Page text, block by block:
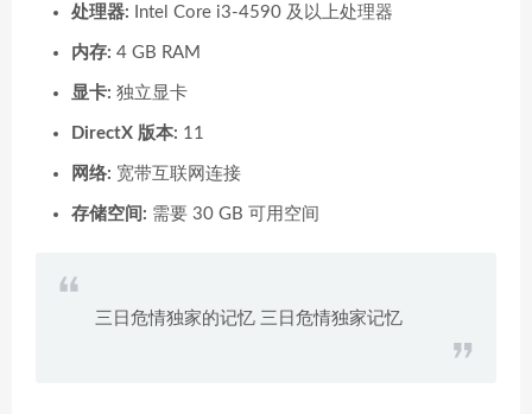
处理器: Intel Core i3-4590 及以上处理器
内存: 4 GB RAM
显卡: 独立显卡
DirectX 版本: 11
网络: 宽带互联网连接
存储空间: 需要 30 GB 可用空间
三日危情独家的记忆 三日危情独家记忆